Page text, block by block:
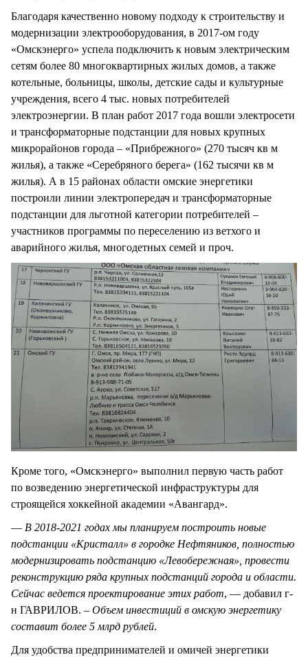
Благодаря качественно новому подходу к строительству и
модернизации электрооборудования, в 2017-ом году
«Омскэнерго» успела подключить к новым электрическим
сетям более 80 многоквартирных жилых домов, а также
котельные, больницы, школы, детские сады и культурные
учреждения, всего 4 тыс. новых потребителей
электроэнергии. В план работ 2017 года вошли электросети
и трансформаторные подстанции для новых крупных
микрорайонов города – «Прибрежного» (270 тысяч кв м
жилья), а также «Серебряного берега» (162 тысячи кв м
жилья). А в 15 районах области омские энергетики
построили линии электропередач и трансформаторные
подстанции для льготной категории потребителей –
участников программы по переселению из ветхого и
аварийного жилья, многодетных семей и проч.
Кроме того, «Омскэнерго» выполнил первую часть работ
по возведению энергетической инфраструктуры для
строящейся хоккейной академии «Авангард».
— В 2018-2021 годах мы планируем построить новые
подстанции «Кристалл» в городке Нефтяников, полностью
модернизировать подстанцию «Левобережная», провести
реконструкцию ряда крупных подстанций города и области.
Сейчас ведется проектирование этих работ, — добавил г-
н ГАВРИЛОВ. – Объем инвестиций в омскую энергетику
составит более 5 млрд рублей.
Для удобства предпринимателей и омичей энергетики